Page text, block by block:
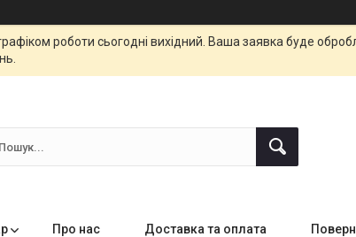
роботи сьогодні вихідний. Ваша заявка буде
Про нас Доставка та оплата